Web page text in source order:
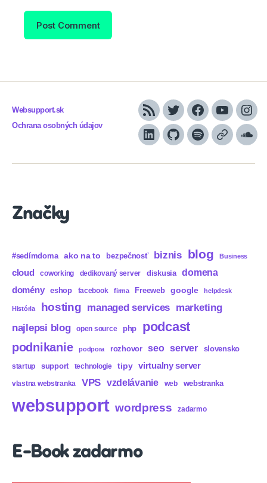
Websupport.sk
Ochrana osobných údajov
RSS TwitterFacebook
YouTube
LinkedInGitHubSpotifyApple
Značky
#sedímdoma ako na to bezpečnosť biznis blog Business
cloud coworking dedikovaný server diskusia domena
domény eshop facebook firma Freeweb google helpdesk
História hosting managed services marketing
najlepsi blog open source php podcast
podnikanie podpora rozhovor seo server slovensko
startup support technologie tipy virtualny server
vlastna webstranka VPS vzdelávanie web webstranka
websupport wordpress zadarmo
E-Book zadarmo